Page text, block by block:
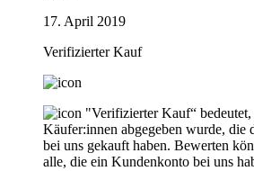
17. April 2019
Verifizierter Kauf
"Verifizierter Kauf“
Käufer:innen abgegeben wurde, die
bei uns gekauft haben. Bewerten
alle, die ein Kundenkonto bei uns